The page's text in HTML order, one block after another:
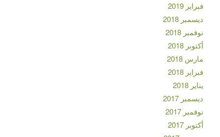
فبراير 2019
ديسمبر 2018
نوفمبر 2018
أكتوبر 2018
مارس 2018
فبراير 2018
يناير 2018
ديسمبر 2017
نوفمبر 2017
أكتوبر 2017